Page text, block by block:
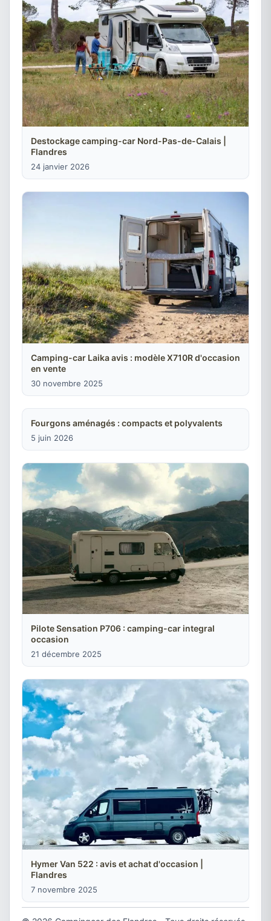
Destockage camping-car Nord-Pas-de-Calais |
Flandres
24 janvier 2026
Camping-car Laika avis : modèle X710R d'occasion
en vente
30 novembre 2025
Fourgons aménagés : compacts et polyvalents
5 juin 2026
Pilote Sensation P706 : camping-car integral
occasion
21 décembre 2025
Hymer Van 522 : avis et achat d'occasion |
Flandres
7 novembre 2025